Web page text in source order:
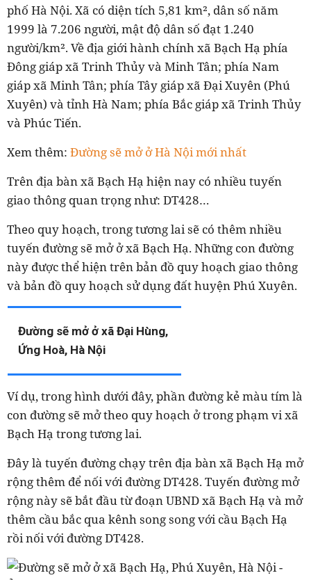
phố Hà Nội. Xã có diện tích 5,81 km², dân số năm
1999 là 7.206 người, mật độ dân số đạt 1.240
người/km². Về địa giới hành chính xã Bạch Hạ phía
Đông giáp xã Trinh Thủy và Minh Tân; phía Nam
giáp xã Minh Tân; phía Tây giáp xã Đại Xuyên (Phú
Xuyên) và tỉnh Hà Nam; phía Bắc giáp xã Trinh Thủy
và Phúc Tiến.
Xem thêm: Đường sẽ mở ở Hà Nội mới nhất
Trên địa bàn xã Bạch Hạ hiện nay có nhiều tuyến
giao thông quan trọng như: DT428…
Theo quy hoạch, trong tương lai sẽ có thêm nhiều
tuyến đường sẽ mở ở xã Bạch Hạ. Những con đường
này được thể hiện trên bản đồ quy hoạch giao thông
và bản đồ quy hoạch sử dụng đất huyện Phú Xuyên.
Đường sẽ mở ở xã Đại Hùng,
Ứng Hoà, Hà Nội
Ví dụ, trong hình dưới đây, phần đường kẻ màu tím là
con đường sẽ mở theo quy hoạch ở trong phạm vi xã
Bạch Hạ trong tương lai.
Đây là tuyến đường chạy trên địa bàn xã Bạch Hạ mở
rộng thêm để nối với đường DT428. Tuyến đường mở
rộng này sẽ bắt đầu từ đoạn UBND xã Bạch Hạ và mở
thêm cầu bắc qua kênh song song với cầu Bạch Hạ
rồi nối với đường DT428.